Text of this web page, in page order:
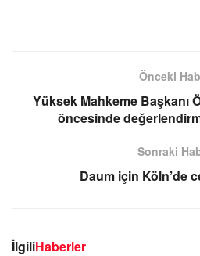
Önceki
Yüksek Mahkeme Başkanı
öncesinde
Sonraki
Daum için Köln’de
İlgiliHaberler